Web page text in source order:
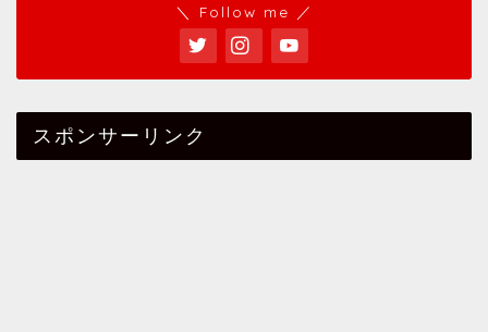
＼ Follow me ／
スポンサーリンク